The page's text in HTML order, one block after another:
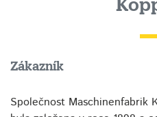
Zákazník
Společnost Maschinenfabrik